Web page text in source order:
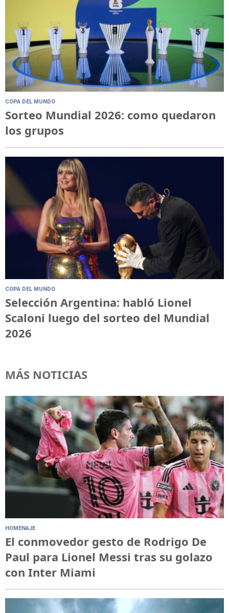
COPA DEL MUNDO
Sorteo Mundial 2026: como quedaron
los grupos
COPA DEL MUNDO
Selección Argentina: habló Lionel
Scaloni luego del sorteo del Mundial
2026
MÁS NOTICIAS
HOMENAJE
El conmovedor gesto de Rodrigo De
Paul para Lionel Messi tras su golazo
con Inter Miami